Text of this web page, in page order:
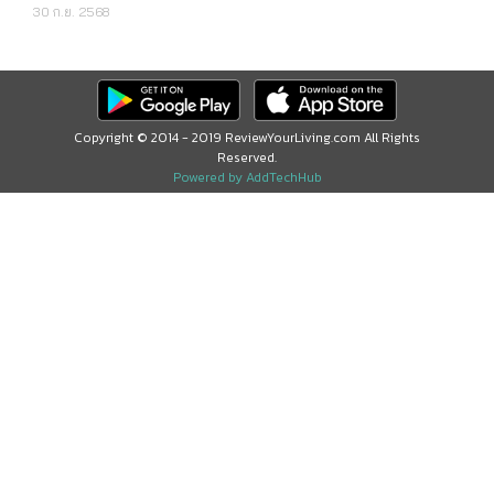
30 ก.ย. 2568
Copyright © 2014 - 2019 ReviewYourLiving.com All Rights
Reserved.
Powered by AddTechHub